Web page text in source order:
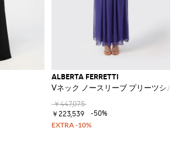
ALBERTA FERRETTI
Vネック ノースリーブ プリーツシル
￥447,075
￥223,539
-50%